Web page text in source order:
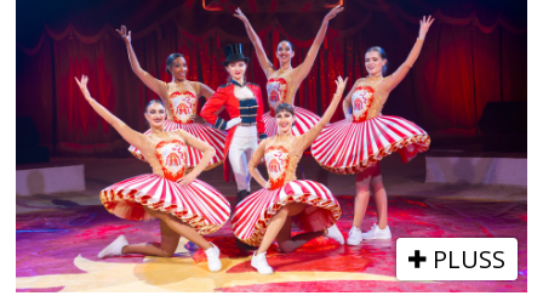
PLUSS